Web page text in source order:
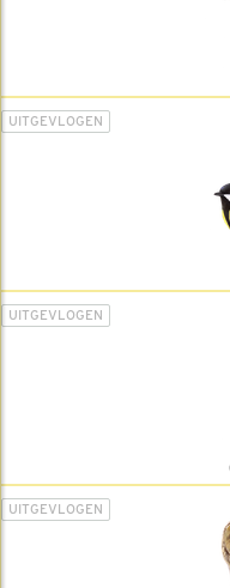
UITGEVLOGEN
UITGEVLOGEN
UITGEVLOGEN